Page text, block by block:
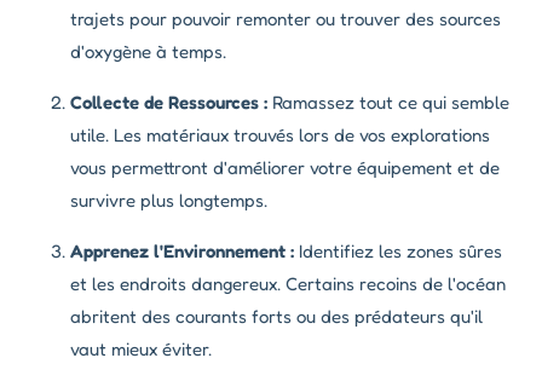
trajets pour pouvoir remonter ou trouver des sources
d'oxygène à temps.
Collecte de Ressources : Ramassez tout ce qui semble
utile. Les matériaux trouvés lors de vos explorations
vous permettront d'améliorer votre équipement et de
survivre plus longtemps.
Apprenez l'Environnement : Identifiez les zones sûres
et les endroits dangereux. Certains recoins de l'océan
abritent des courants forts ou des prédateurs qu'il
vaut mieux éviter.